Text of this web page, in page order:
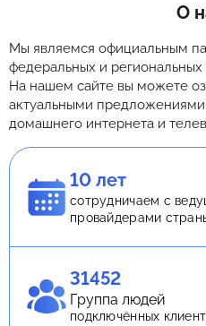
О
Мы являемся официальным
федеральных и
На нашем сайте вы можете
актуальными
домашнего интернета и
10 лет
сотрудничаем с
провайдерами
31452
Группа людей
подключённых